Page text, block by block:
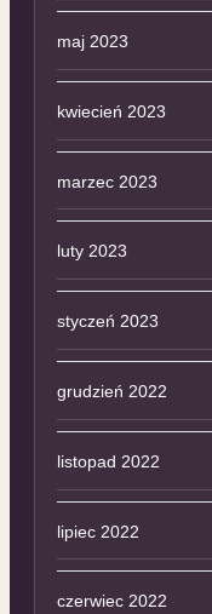
maj 2023
kwiecień 2023
marzec 2023
luty 2023
styczeń 2023
grudzień 2022
listopad 2022
lipiec 2022
czerwiec 2022